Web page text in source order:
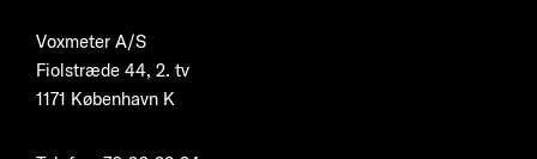
Voxmeter A/S
Fiolstræde 44, 2. tv
1171 København K